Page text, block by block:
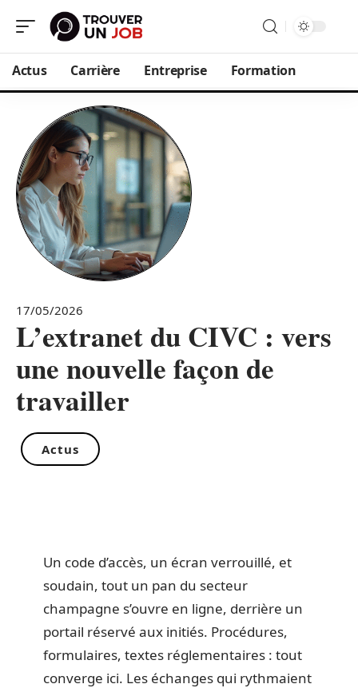
Actus Carrière Entreprise Formation
17/05/2026
L’extranet du CIVC : vers
une nouvelle façon de
travailler
Actus
Un code d’accès, un écran verrouillé, et
soudain, tout un pan du secteur
champagne s’ouvre en ligne, derrière un
portail réservé aux initiés. Procédures,
formulaires, textes réglementaires : tout
converge ici. Les échanges qui rythmaient